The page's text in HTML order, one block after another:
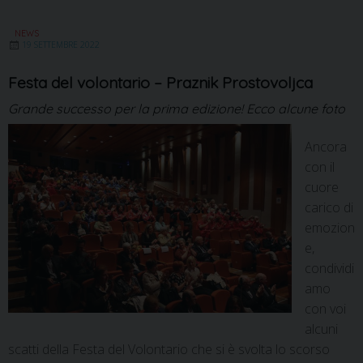
NEWS
19 SETTEMBRE 2022
Festa del volontario – Praznik Prostovoljca
Grande successo per la prima edizione! Ecco alcune foto
Ancora
con il
cuore
carico di
emozion
condividi
amo
con voi
alcuni
scatti della Festa del Volontario che si è svolta lo scorso